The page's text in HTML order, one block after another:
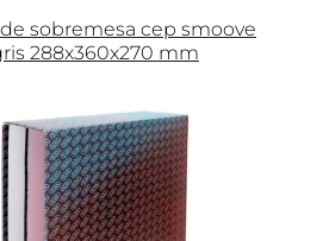
sobremesa cep smoove
288x360x270 mm